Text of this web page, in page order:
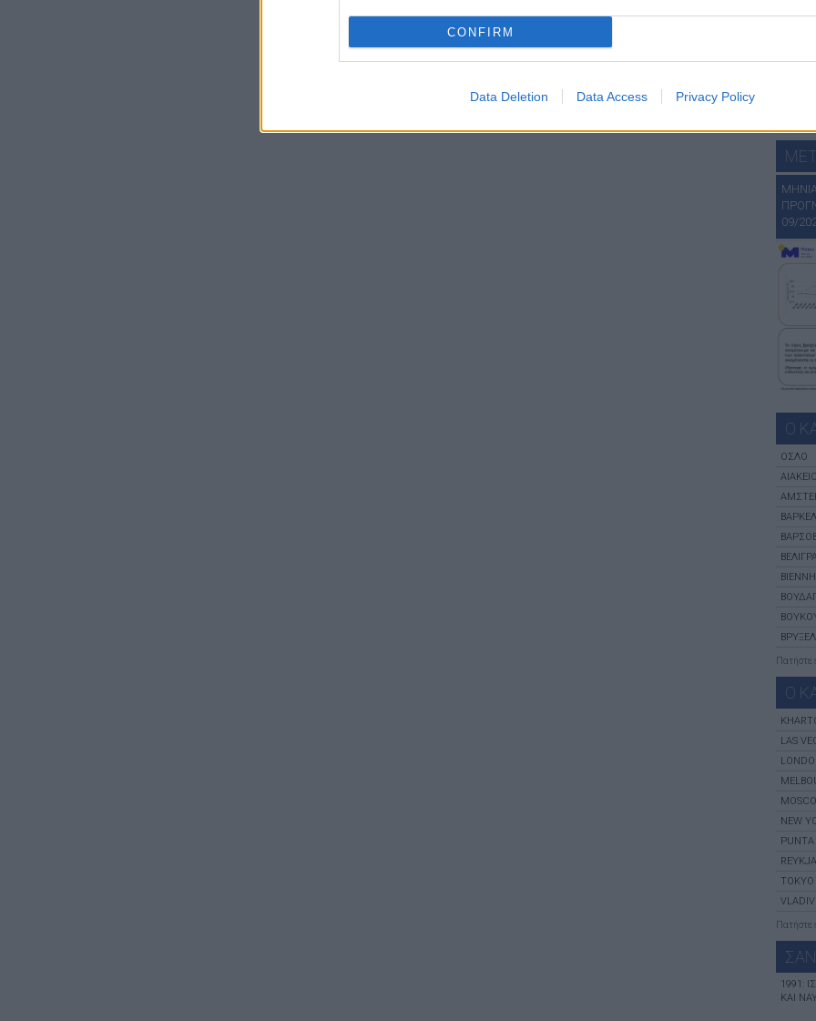
CONFIRM
Data Deletion Data Access Privacy Policy
ΑN.
09/
Ο
ΌΣΛΟ
ΒΙΈΝΝΗ
Πατήστε
Ο
LAS
NEW
PUNTA
TOKYO
Πατήστε
1991:
ΚΑΙ